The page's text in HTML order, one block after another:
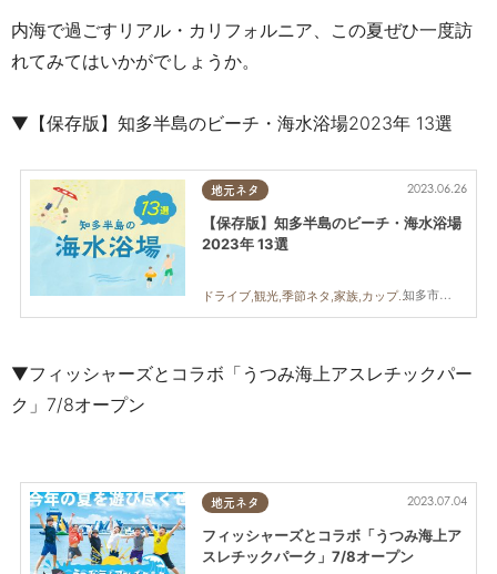
内海で過ごすリアル・カリフォルニア、この夏ぜひ一度訪
れてみてはいかがでしょうか。
▼【保存版】知多半島のビーチ・海水浴場2023年 13選
地元ネタ
知多市,南知多町,常滑市,美浜町
2023.06.26
【保存版】知多半島のビーチ・海水浴場
2023年 13選
ドライブ,観光,季節ネタ,家族,カップル,海,海水浴場
▼フィッシャーズとコラボ「うつみ海上アスレチックパー
ク」7/8オープン
地元ネタ 2023.07.04
フィッシャーズとコラボ「うつみ海上ア
スレチックパーク」7/8オープン